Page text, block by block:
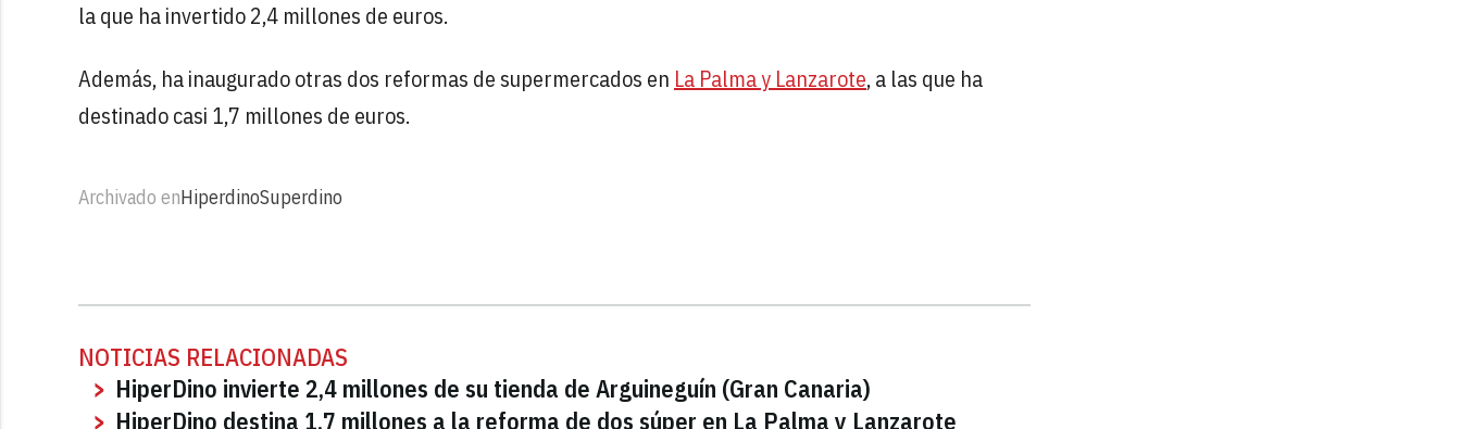
la que ha invertido 2,4 millones de euros.
Además, ha inaugurado otras dos reformas de supermercados en La Palma y Lanzarote, a las que ha
destinado casi 1,7 millones de euros.
Archivado enHiperdinoSuperdino
NOTICIAS RELACIONADAS
HiperDino invierte 2,4 millones de su tienda de Arguineguín (Gran Canaria)
HiperDino destina 1,7 millones a la reforma de dos súper en La Palma y Lanzarote